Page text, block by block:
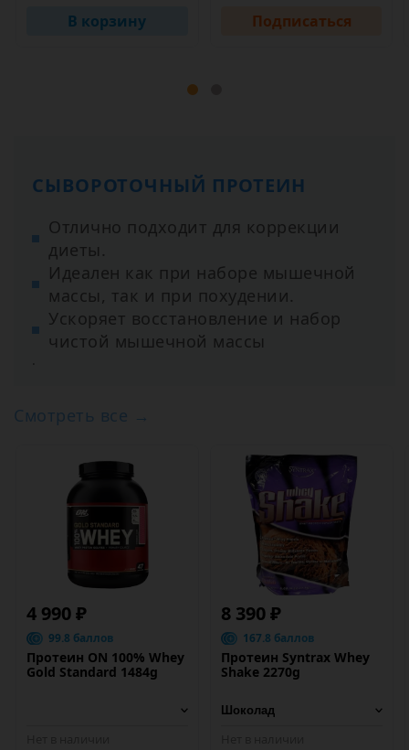
В корзину Подписаться
СЫВОРОТОЧНЫЙ ПРОТЕИН
Отлично подходит для коррекции
диеты.
Идеален как при наборе мышечной
массы, так и при похудении.
Ускоряет восстановление и набор
чистой мышечной массы
Смотреть все →
4 990 ₽
99.8 баллов
Протеин ON 100% Whey
Gold Standard 1484g
8 390 ₽
167.8 баллов
Протеин Syntrax Whey
Shake 2270g